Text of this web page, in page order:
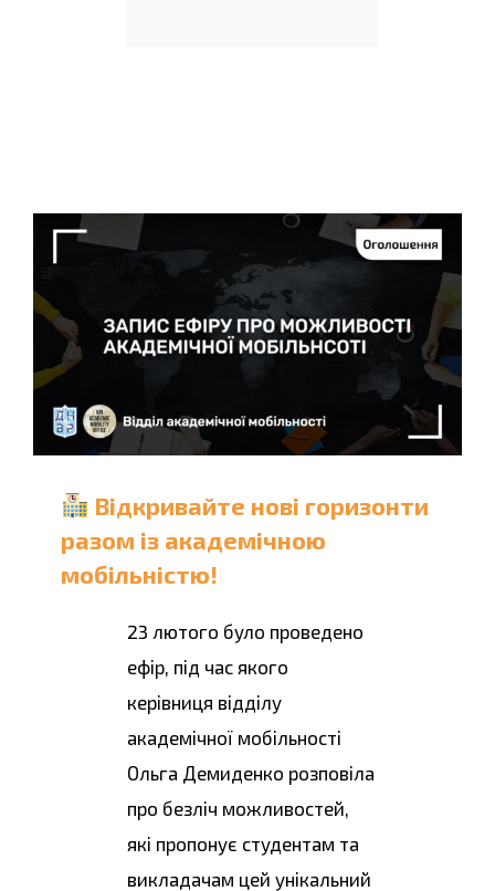
Відкривайте нові горизонти
разом із академічною
мобільністю!
23 лютого було проведено
ефір, під час якого
керівниця відділу
академічної мобільності
Ольга Демиденко розповіла
про безліч можливостей,
які пропонує студентам та
викладачам цей унікальний